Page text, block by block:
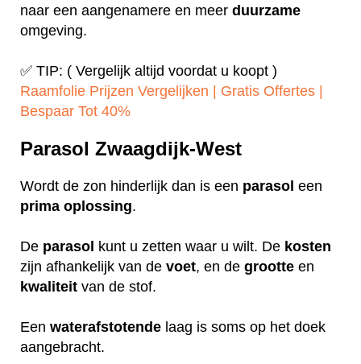
naar een aangenamere en meer duurzame
omgeving.
✅ TIP: ( Vergelijk altijd voordat u koopt )
Raamfolie Prijzen Vergelijken | Gratis Offertes |
Bespaar Tot 40%‎
Parasol Zwaagdijk-West
Wordt de zon hinderlijk dan is een parasol een
prima oplossing.
De parasol kunt u zetten waar u wilt. De kosten
zijn afhankelijk van de voet, en de grootte en
kwaliteit van de stof.
Een waterafstotende laag is soms op het doek
aangebracht.